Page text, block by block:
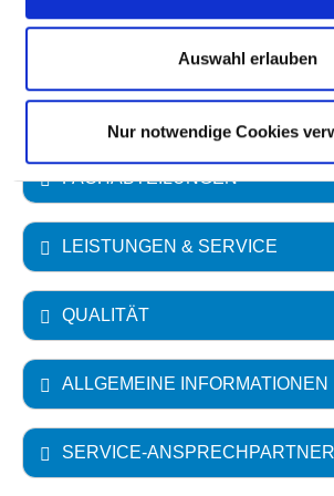
Auswahl erlauben
Nur notwendige Cookies
Akademisches Lehrkrankenhaus
Universität Leipzig
FACHABTEILUNGEN
LEISTUNGEN & SERVICE
QUALITÄT
ALLGEMEINE INFORMATIONEN
SERVICE-